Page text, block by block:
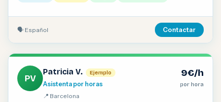
🗣 Español Contactar
PV
Patricia V. Ejemplo
Asistenta por horas
📍 Barcelona
9€/h
por hora